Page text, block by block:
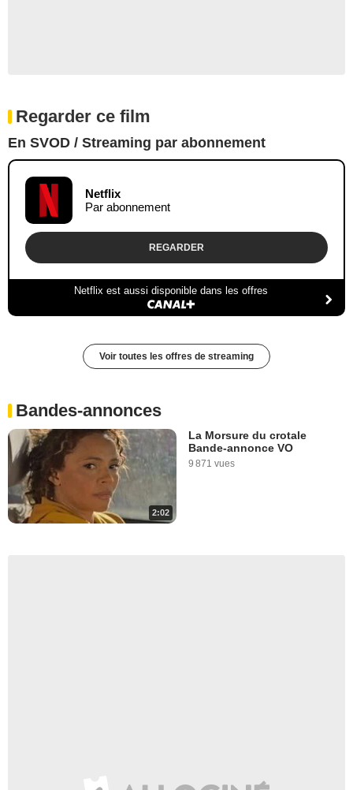
Regarder ce film
En SVOD / Streaming par abonnement
Netflix
Par abonnement
REGARDER
Netflix est aussi disponible dans les offres
Voir toutes les offres de streaming
Bandes-annonces
2:02
La Morsure du crotale
Bande-annonce VO
9 871 vues